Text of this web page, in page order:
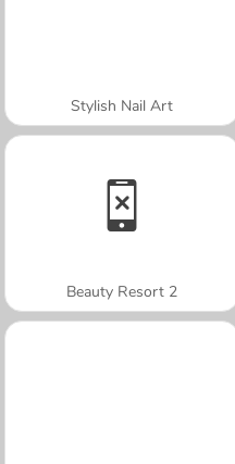
Stylish Nail Art
Beauty Resort 2